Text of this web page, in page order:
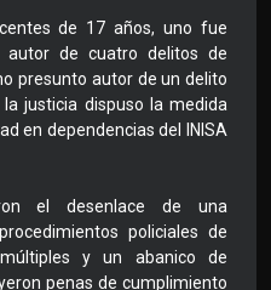
de 17 años, uno fue
autor de cuatro delitos de
presunto autor de un delito
justicia dispuso la medida
en dependencias del INISA
el desenlace de una
policiales de
y un abanico de
penas de cumplimiento